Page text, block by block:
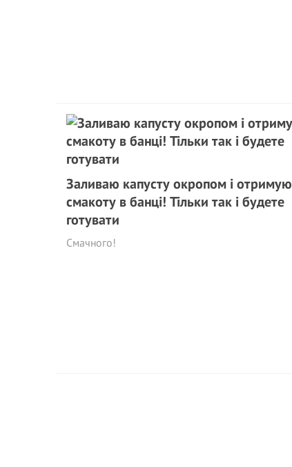
Заливаю капусту окропом і отримую
смакоту в банці! Тільки так і будете
готувати
Смачного!